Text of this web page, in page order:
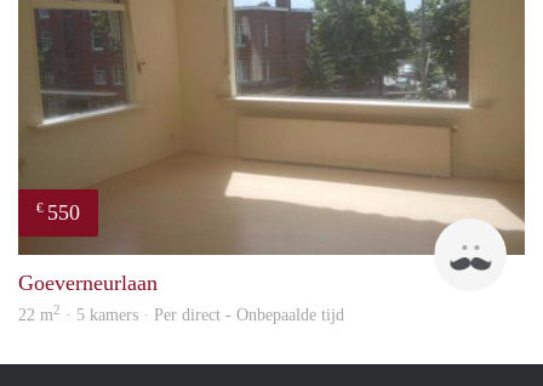
€ 550
John
Goeverneurlaan
22 m2 · 5 kamers · Per direct - Onbepaalde tijd